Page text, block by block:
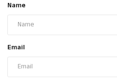
Name
Email